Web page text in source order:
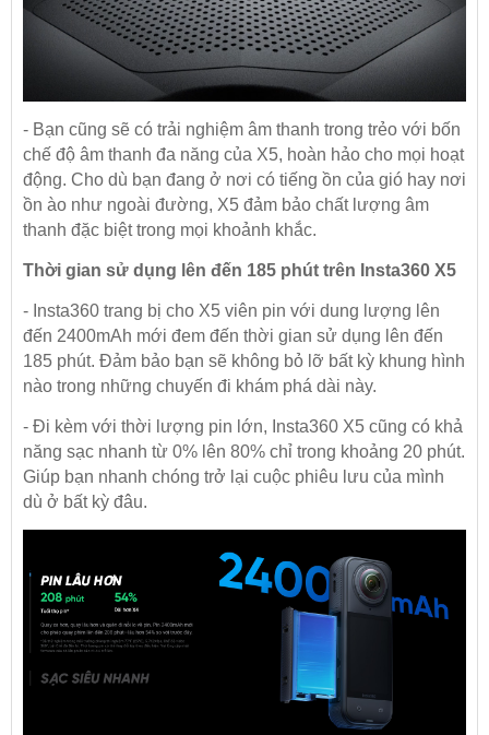
- Bạn cũng sẽ có trải nghiệm âm thanh trong trẻo với bốn
chế độ âm thanh đa năng của X5, hoàn hảo cho mọi hoạt
động. Cho dù bạn đang ở nơi có tiếng ồn của gió hay nơi
ồn ào như ngoài đường, X5 đảm bảo chất lượng âm
thanh đặc biệt trong mọi khoảnh khắc.
Thời gian sử dụng lên đến 185 phút trên Insta360 X5
- Insta360 trang bị cho X5 viên pin với dung lượng lên
đến 2400mAh mới đem đến thời gian sử dụng lên đến
185 phút. Đảm bảo bạn sẽ không bỏ lỡ bất kỳ khung hình
nào trong những chuyến đi khám phá dài này.
- Đi kèm với thời lượng pin lớn, Insta360 X5 cũng có khả
năng sạc nhanh từ 0% lên 80% chỉ trong khoảng 20 phút.
Giúp bạn nhanh chóng trở lại cuộc phiêu lưu của mình
dù ở bất kỳ đâu.